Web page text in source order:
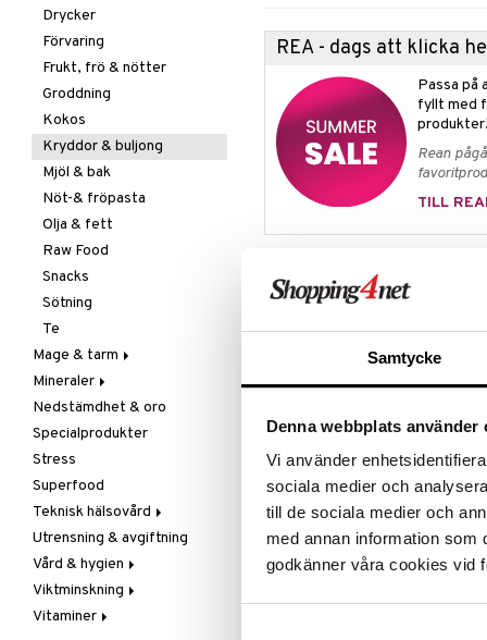
Samtycke
Denna webbplats använder
Vi använder
sociala medier och
till de sociala medier och
med annan information som
godkänner våra cookies vid
REA - dags att klicka
Passa på
fyllt med
produkter!
Rean
TILL
Mother Earths 100% naturliga
Varje sommar genomförs den
exklusiva och eftertraktade
av saltarbetare och drivs
Energi används endast när
förpackningsanläggningen efter
Verktygen som används under
Hjultunnor används eftersom
inte är framkomliga för fordon.
Ingredienser
Schizandra
Drycker
Förvaring
Frukt, frö & nötter
Groddning
Kokos
Kryddor & buljong
Mjöl & bak
Nöt-& fröpasta
Olja & fett
Raw Food
Snacks
Sötning
Te
Mage & tarm
Drycker
Fibrer
Matsmältning
Syrareglerande
Tarm
Utrensning
Mineraler
Järn
Kalcium
Krom
Magnesium
Multimineraler
Övriga
Selen
Zink
Nedstämdhet & oro
Specialprodukter
Stress
Superfood
Teknisk hälsovård
Ljusterapi
Luftfuktare
Massage
Övrigt
Utrensning & avgiftning
Vård & hygien
Ansiktsvård
Cremer
Giftset
Viktminskning
Äppelcidervinäger
Vitaminer